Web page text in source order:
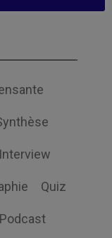
Interview
Quiz
Podcast